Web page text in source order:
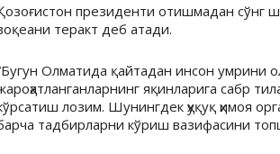
президенти отишмадан сўнг
теракт деб атади.
Олматида қайтадан инсон умрини
яқинларига сабр
лозим. Шунингдек ҳуқуқ ҳимоя
тадбирларни кўриш вазифасини